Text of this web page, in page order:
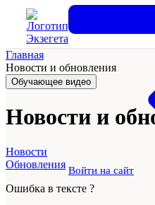
Войти на сайт
Главная
Новости и обновления
Обучающее видео
Новости и
Новости
Обновления
Ошибка в тексте ?